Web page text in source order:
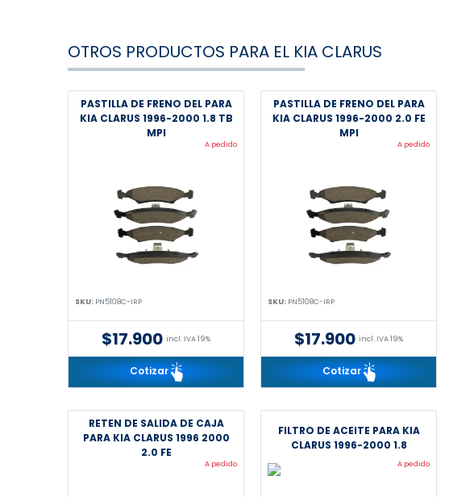
OTROS PRODUCTOS PARA EL KIA CLARUS
PASTILLA DE FRENO DEL PARA
KIA CLARUS 1996-2000 1.8 TB
MPI
A pedido
SKU: PN5108C-IRP
$17.900 incl. IVA 19%
Cotizar
PASTILLA DE FRENO DEL PARA
KIA CLARUS 1996-2000 2.0 FE
MPI
A pedido
SKU: PN5108C-IRP
$17.900 incl. IVA 19%
Cotizar
RETEN DE SALIDA DE CAJA
PARA KIA CLARUS 1996 2000
2.0 FE
A pedido
FILTRO DE ACEITE PARA KIA
CLARUS 1996-2000 1.8
A pedido